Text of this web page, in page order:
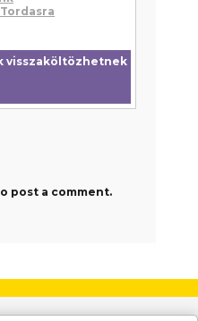
visszaköltözhetnek
post a comment.